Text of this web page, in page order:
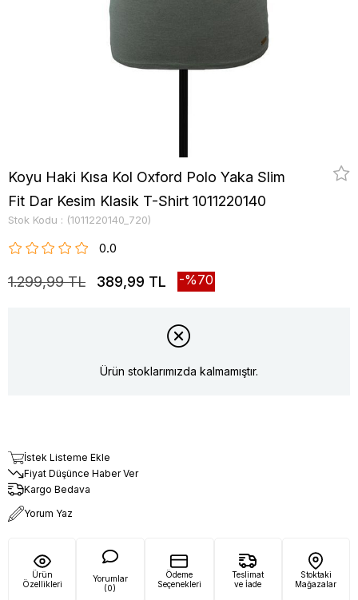
Koyu Haki Kısa Kol Oxford Polo Yaka Slim
Fit Dar Kesim Klasik T-Shirt 1011220140
Stok Kodu (1011220140_720)
0.0
1.299,99 TL 389,99 TL 70
Ürün stoklarımızda kalmamıştır.
İstek Listeme Ekle
Fiyat Düşünce Haber Ver
Kargo Bedava
Yorum Yaz
Ürün
Özellikleri
Yorumlar
(0)
Ödeme
Seçenekleri
Teslimat
ve İade
Stoktaki
Mağazalar